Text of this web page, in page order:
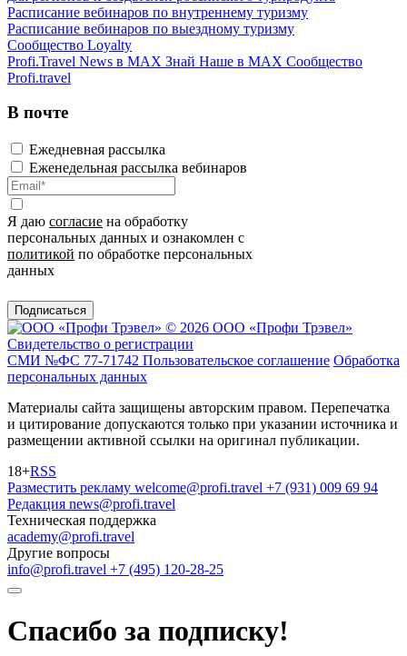
Расписание вебинаров по внутреннему туризму
Расписание вебинаров по выездному туризму
Сообщество Loyalty
Profi.Travel News в MAX Знай Наше в MAX Сообщество
Profi.travel
В почте
Ежедневная рассылка
Еженедельная рассылка вебинаров
Я даю согласие на обработку
персональных данных и ознакомлен с
политикой по обработке персональных
данных
Подписаться
© 2026 ООО «Профи Трэвeл»
Свидетельство о регистрации
СМИ №ФС 77-71742 Пользовательское соглашение Обработка
персональных данных
Материалы сайта защищены авторским правом. Перепечатка
и цитирование допускаются только при указании источника и
размещении активной ссылки на оригинал публикации.
18+RSS
Разместить рекламу welcome@profi.travel +7 (931) 009 69 94
Редакция news@profi.travel
Техническая поддержка
academy@profi.travel
Другие вопросы
info@profi.travel +7 (495) 120-28-25
Спасибо за подписку!